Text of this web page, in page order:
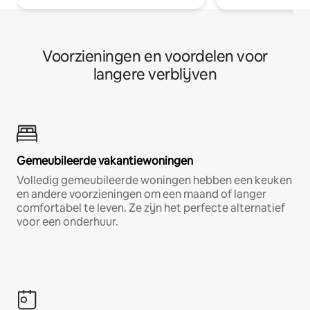
Voorzieningen en voordelen voor
langere verblijven
Gemeubileerde vakantiewoningen
Volledig gemeubileerde woningen hebben een keuken
en andere voorzieningen om een maand of langer
comfortabel te leven. Ze zijn het perfecte alternatief
voor een onderhuur.